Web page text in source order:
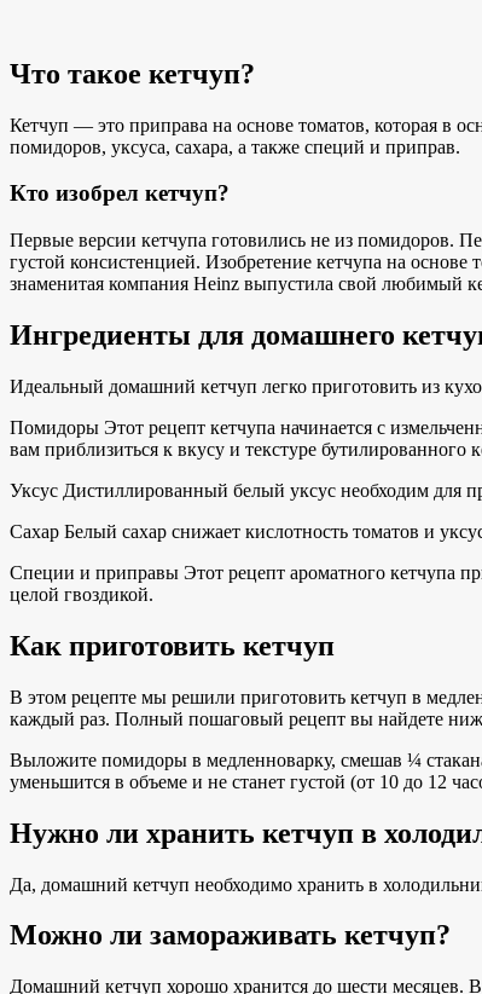
Что такое кетчуп?
Кетчуп — это приправа на основе томатов, которая в
помидоров, уксуса, сахара, а также специй и приправ.
Кто изобрел кетчуп?
Первые версии кетчупа готовились не из помидоров.
густой консистенцией. Изобретение кетчупа на
знаменитая компания Heinz выпустила свой любимый
Ингредиенты для домашнего
Идеальный домашний кетчуп легко приготовить из
Помидоры Этот рецепт кетчупа начинается с
вам приблизиться к вкусу и текстуре бутилированного
Уксус Дистиллированный белый уксус необходим для
Сахар Белый сахар снижает кислотность томатов и
Специи и приправы Этот рецепт ароматного кетчупа
целой гвоздикой.
Как приготовить кетчуп
В этом рецепте мы решили приготовить кетчуп в
каждый раз. Полный пошаговый рецепт вы найдете
Выложите помидоры в медленноварку, смешав ¼
уменьшится в объеме и не станет густой (от 10 до 12
Нужно ли хранить кетчуп в
Да, домашний кетчуп необходимо хранить в
Можно ли замораживать кетчуп?
Домашний кетчуп хорошо хранится до шести месяцев.